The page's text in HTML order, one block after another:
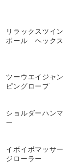
リラックスツイン
ボール ヘックス
ツーウエイジャン
ピングロープ
ショルダーハンマ
ー
イボイボマッサー
ジローラー